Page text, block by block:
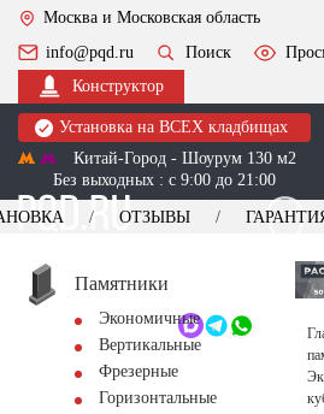
Москва и Московская область
info@pqd.ru
Поиск
Конструктор
Установка на ВСЕХ кладбищах
Китай-Город - Шоурум 130 м2
Без выходных : с 9:00 до 21:00
+7 (495) 518-44-23
Обратный звонок
ОТЗЫВЫ
Памятники
Экономичные
Вертикальные
Фрезерные
Горизонтальные